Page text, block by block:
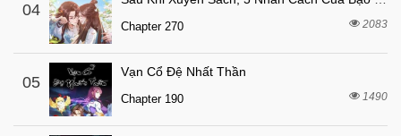
04
Chapter 270 2083
05
Vạn Cổ Đệ Nhất Thần
Chapter 190 1490